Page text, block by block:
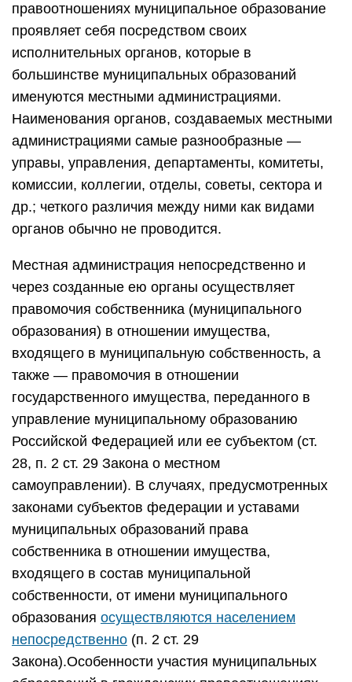
правоотношениях муниципальное образование
проявляет себя посредством своих
исполнительных органов, которые в
большинстве муниципальных образований
именуются местными администрациями.
Наименования органов, создаваемых местными
администрациями самые разнообразные —
управы, управления, департаменты, комитеты,
комиссии, коллегии, отделы, советы, сектора и
др.; четкого различия между ними как видами
органов обычно не проводится.
Местная администрация непосредственно и
через созданные ею органы осуществляет
правомочия собственника (муниципального
образования) в отношении имущества,
входящего в муниципальную собственность, а
также — правомочия в отношении
государственного имущества, переданного в
управление муниципальному образованию
Российской Федерацией или ее субъектом (ст.
28, п. 2 ст. 29 Закона о местном
самоуправлении). В случаях, предусмотренных
законами субъектов федерации и уставами
муниципальных образований права
собственника в отношении имущества,
входящего в состав муниципальной
собственности, от имени муниципального
образования осуществляются населением
непосредственно (п. 2 ст. 29
Закона).Особенности участия муниципальных